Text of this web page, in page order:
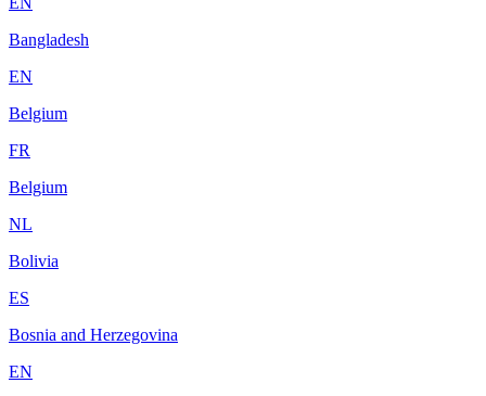
Bangladesh
EN
Belgium
FR
Belgium
NL
Bolivia
ES
Bosnia and Herzegovina
EN